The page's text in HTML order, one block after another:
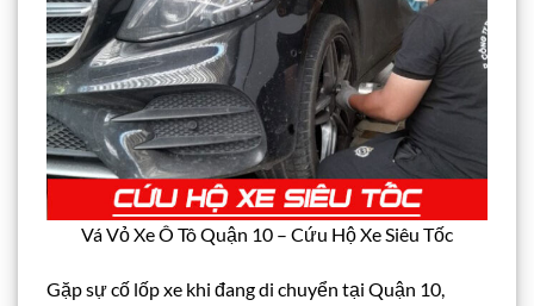
Vá Vỏ Xe Ô Tô Quận 10 – Cứu Hộ Xe Siêu Tốc
Gặp sự cố lốp xe khi đang di chuyển tại Quận 10,